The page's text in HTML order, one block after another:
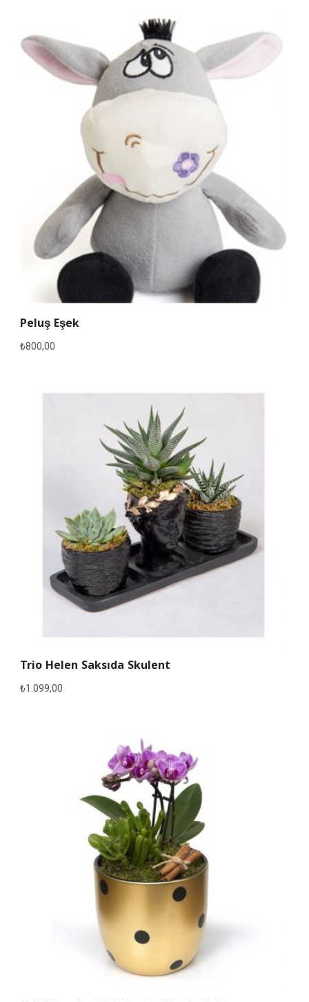
Peluş Eşek
₺800,00
Trio Helen Saksıda Skulent
₺1.099,00